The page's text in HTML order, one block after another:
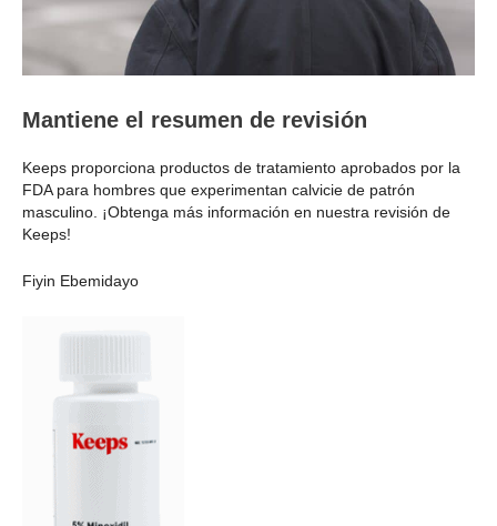
Mantiene el resumen de revisión
Keeps proporciona productos de tratamiento aprobados por la
FDA para hombres que experimentan calvicie de patrón
masculino. ¡Obtenga más información en nuestra revisión de
Keeps!
Fiyin Ebemidayo